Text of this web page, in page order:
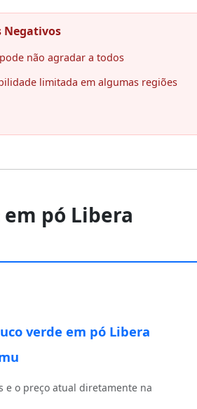
Negativos
não agradar a todos
limitada em algumas regiões
em pó Libera
verde em pó Libera
e o preço atual diretamente na